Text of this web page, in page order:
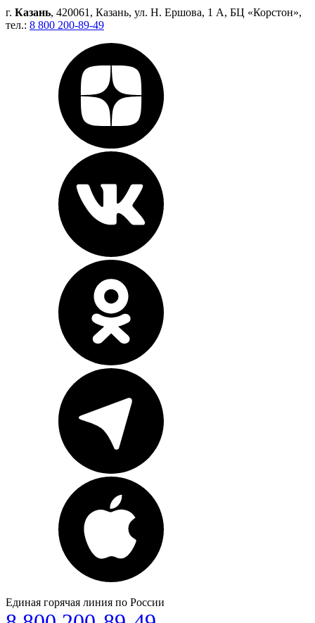
г. Казань, 420061, Казань, ул. Н. Ершова, 1 А, БЦ «Корстон»,
тел.: 8 800 200-89-49
Единая горячая линия по России